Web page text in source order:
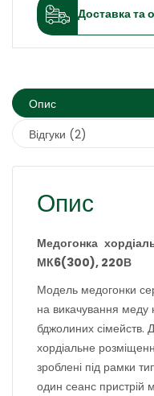
Доставка та
Опис
Відгуки (2)
Опис
Медогонка
МК6(300), 220В
Модель медогонки
на викачування меду
бджолиних сімейств.
хордіальне
зроблені під рамки
один сеанс пристрій